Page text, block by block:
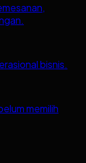
bisnis.
memilih